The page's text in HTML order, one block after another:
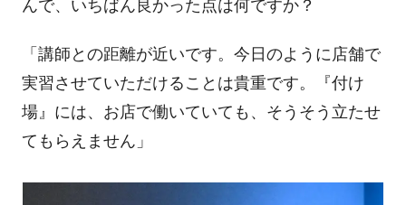
んで、いちばん良かった点は何ですか？
「講師との距離が近いです。今日のように店舗で
実習させていただけることは貴重です。『付け
場』には、お店で働いていても、そうそう立たせ
てもらえません」